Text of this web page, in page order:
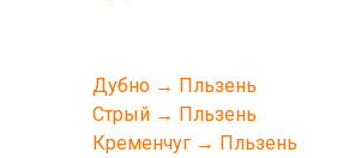
Дубно → Пльзень
Стрый → Пльзень
Кременчуг → Пльзень